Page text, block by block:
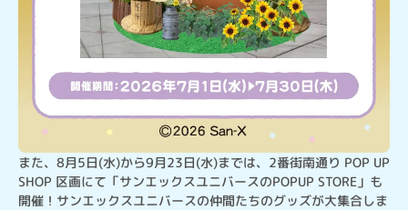
また、8月5日(水)から9月23日(水)までは、2番街南通り POP UP
SHOP 区画にて「サンエックスユニバースのPOPUP STORE」も
開催！サンエックスユニバースの仲間たちのグッズが大集合しま